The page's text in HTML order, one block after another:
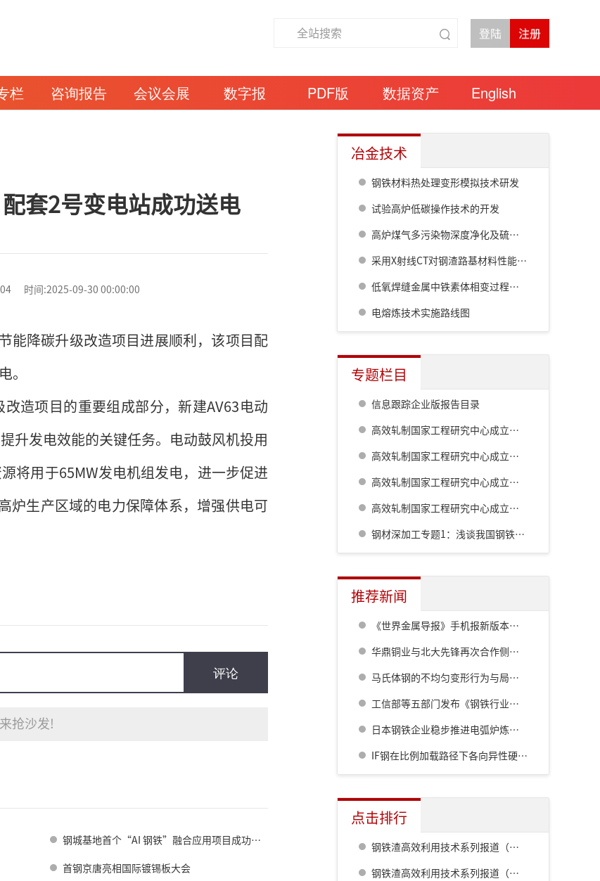
栏 咨询报告 会议会展 数字报 PDF版 数据资产 English
套2号变电站成功送电
时间:2025-09-30 00:00:00
能降碳升级改造项目进展顺利，该项目配
。
造项目的重要组成部分，新建AV63电动
升发电效能的关键任务。电动鼓风机投用
将用于65MW发电机组发电，进一步促进
炉生产区域的电力保障体系，增强供电可
评论
抢沙发!
钢城基地首个“AI 钢铁”融合应用项目成功落地
首钢京唐亮相国际镀锡板大会
冶金技术
钢铁材料热处理变形模拟技术研发
试验高炉低碳操作技术的开发
高炉煤气多污染物深度净化及硫资源化技术开发与应用
采用X射线CT对钢渣路基材料性能的评价
低氧焊缝金属中铁素体相变过程中针状铁素体形核核心的夹杂物成分变化
电熔炼技术实施路线图
专题栏目
信息跟踪企业版报告目录
高效轧制国家工程研究中心成立二十周年系列技术报道:棒线材生产工艺及装备的最新发展
高效轧制国家工程研究中心成立二十周年系列技术报道:高精度热轧自动化控制系统
高效轧制国家工程研究中心成立二十周年系列技术报道:板形综合控制技术的自主研发及创新
高效轧制国家工程研究中心成立二十周年系列技术报道:板带钢控轧控冷技术
钢材深加工专题1：浅谈我国钢铁工业对深加工的认识历程
推荐新闻
《世界金属导报》手机报新版本发布，免费下载，免费看
华鼎铜业与北大先锋再次合作侧吹炉配套6000立方制氧项目
马氏体钢的不均匀变形行为与局部硬度的关系
工信部等五部门发布《钢铁行业稳增长工作方案（2025-2026年）》
日本钢铁企业稳步推进电弧炉炼钢转型
IF钢在比例加载路径下各向异性硬化行为的晶体塑性分析
点击排行
钢铁渣高效利用技术系列报道（一） 室兰钢铁厂用钢渣骨料配制重混凝土的研究
钢铁渣高效利用技术系列报道（二） 鹿岛钢铁厂钢铁渣利用技术的开发